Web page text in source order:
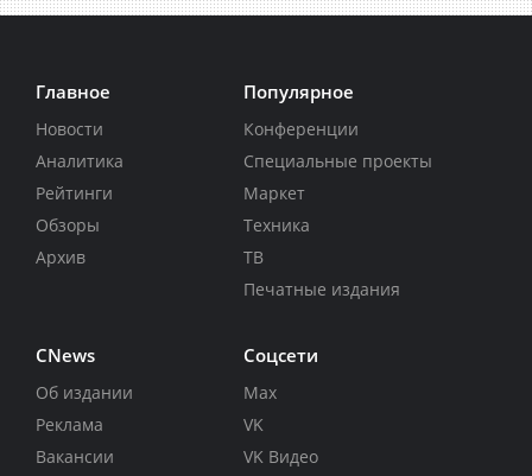
Главное
Новости
Аналитика
Рейтинги
Обзоры
Архив
Популярное
Конференции
Специальные проекты
Маркет
Техника
ТВ
Печатные издания
CNews
Об издании
Реклама
Вакансии
Соцсети
Max
VK
VK Видео